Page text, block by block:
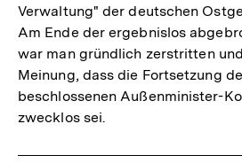
Verwaltung" der deutschen
Am Ende der ergebnislos
war man gründlich zerstritten
Meinung, dass die Fortsetzung
beschlossenen Außenminister-
zwecklos sei.